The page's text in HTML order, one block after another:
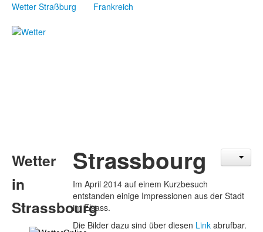
Wetter Straßburg
Wetter
in
Strassbourg
Strassbourg
Im April 2014 auf einem Kurzbesuch
entstanden einige Impressionen aus der Stadt
im Elsass.
Die Bilder dazu sind über diesen Link abrufbar.